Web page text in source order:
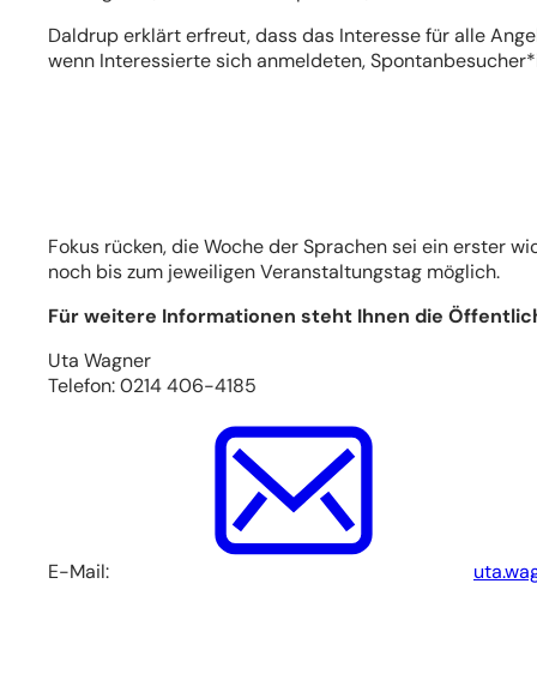
Daldrup erklärt erfreut, dass das Interesse für alle
wenn Interessierte sich anmeldeten,
Fokus rücken, die Woche der Sprachen sei ein erster
noch bis zum jeweiligen Veranstaltungstag möglich.
Für weitere Informationen steht Ihnen die
Uta Wagner
Telefon: 0214 406-4185
E-Mail: